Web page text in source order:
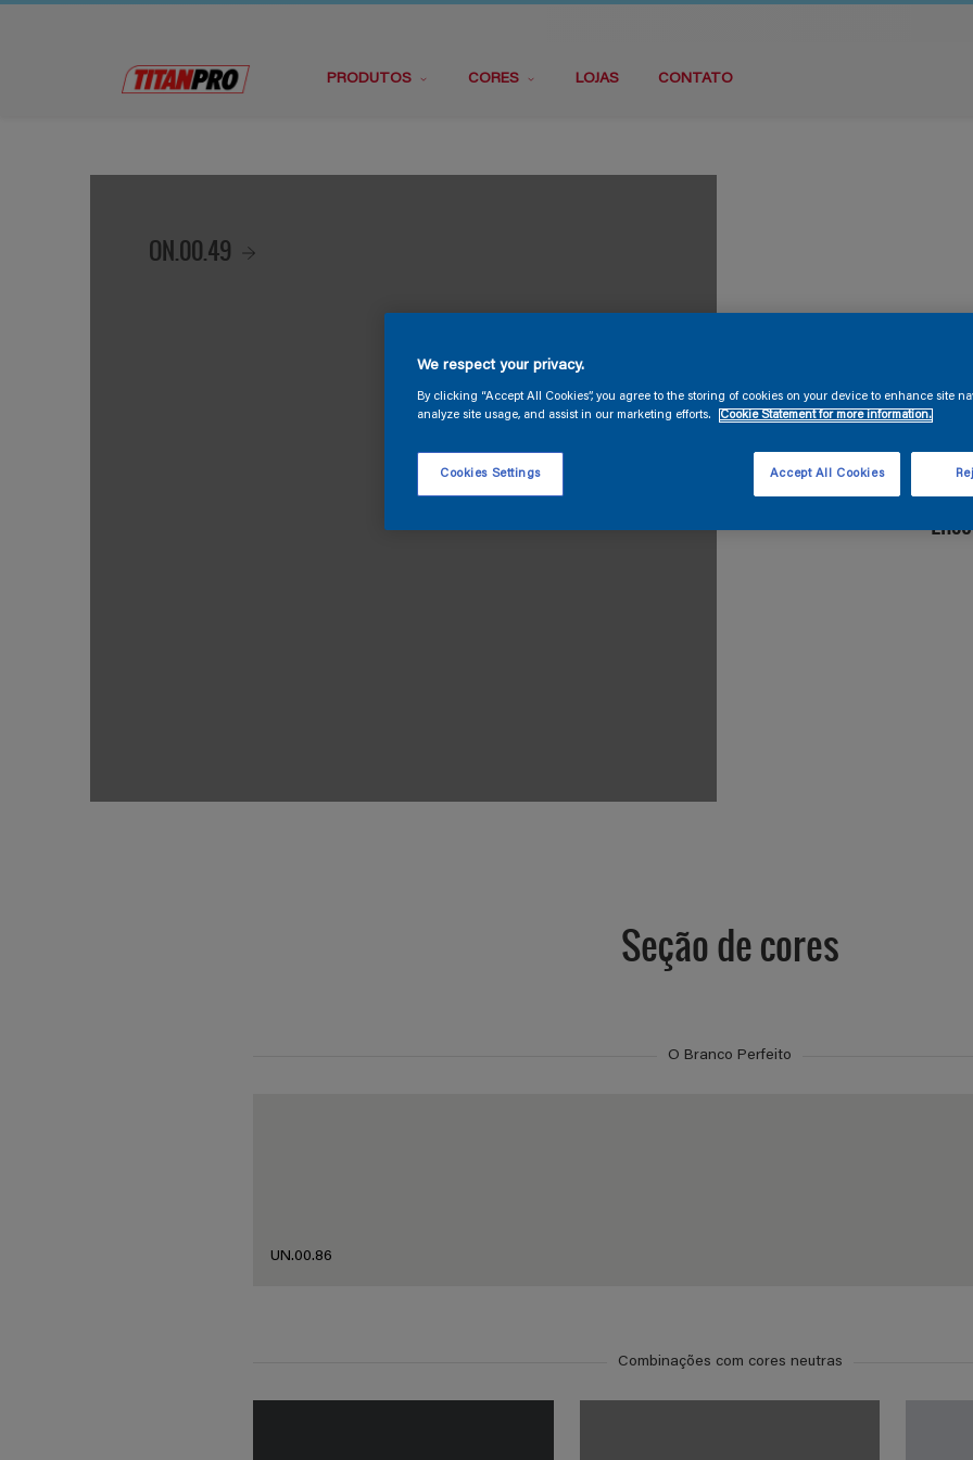
PRODUTOS CORES LOJAS CONTATO
ON.00.49
Seção de cores
O Branco Perfeito
UN.00.86
Combinações com cores neutras
We respect your privacy.
By clicking “Accept All Cookies”, you agree to the storing of cookies on your device to enhance site
analyze site usage, and assist in our marketing efforts.
Cookie Statement for more information.
Cookies Settings Accept All Cookies